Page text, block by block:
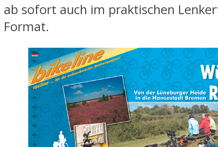
ab sofort auch im praktischen
Format.